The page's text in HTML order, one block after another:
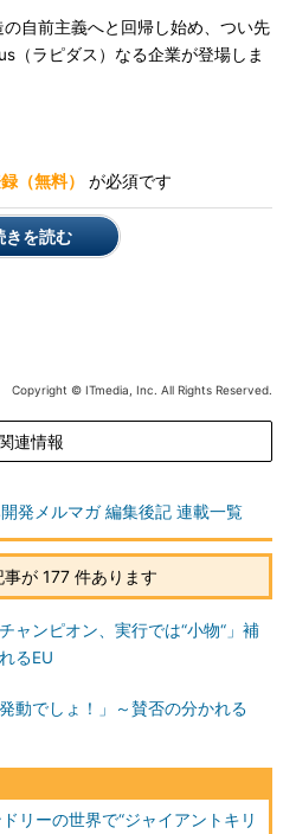
自前主義へと回帰し始め、つい先
（ラピダス）なる企業が登場しま
（無料） が必須です
きを読む
Copyright © ITmedia, Inc. All Rights Reserved.
連情報
発メルマガ 編集後記 連載一覧
が 177 件あります
ャンピオン、実行では“小物“」補
るEU
動でしょ！」～賛否の分かれる
リーの世界で“ジャイアントキリ